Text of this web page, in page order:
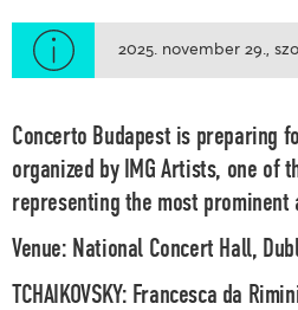
2025. november 29.
Concerto Budapest is preparing
organized by IMG Artists, one of
representing the most
Venue: National Concert Hall,
TCHAIKOVSKY: Francesca da